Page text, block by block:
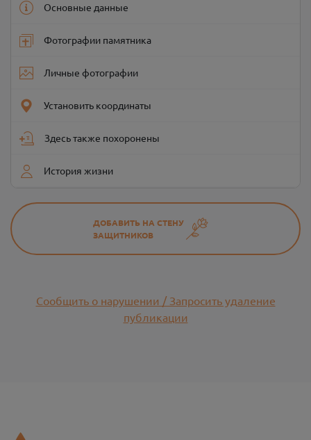
Основные данные
Фотографии памятника
Личные фотографии
Установить координаты
Здесь также похоронены
История жизни
ДОБАВИТЬ НА СТЕНУ
ЗАЩИТНИКОВ
Сообщить о нарушении / Запросить удаление
публикации